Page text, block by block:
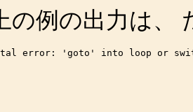
上の例の出力は